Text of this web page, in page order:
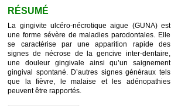
RÉSUMÉ
La gingivite ulcéro-nécrotique aigue (GUNA) est
une forme sévère de maladies parodontales. Elle
se caractérise par une apparition rapide des
signes de nécrose de la gencive inter-dentaire,
une douleur gingivale ainsi qu’un saignement
gingival spontané. D’autres signes généraux tels
que la fièvre, le malaise et les adénopathies
peuvent être rapportés.